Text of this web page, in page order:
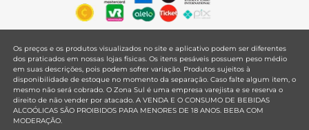
Os preços e os produtos visualizados no site e aplicativo podem ser diferentes
dos praticados em nossas lojas físicas. Os itens pesáveis possuem peso médio
em suas descrições, pois podem sofrer variação. Produtos sujeitos à
disponibilidade de estoque no momento da separação. Caso falte algum item, o
mesmo não será cobrado. O Zona Sul é uma empresa varejista e se reserva o
direito de não vender por atacado. A VENDA E O CONSUMO DE BEBIDAS
ALCOÓLICAS SÃO PROIBIDOS PARA MENORES DE 18 ANOS. BEBA COM
MODERAÇÃO.